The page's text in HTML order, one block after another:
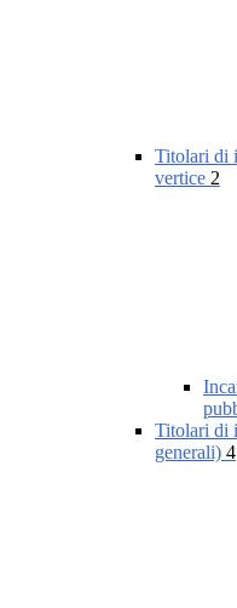
Titolari di
vertice 2
Titolari di
generali) 4